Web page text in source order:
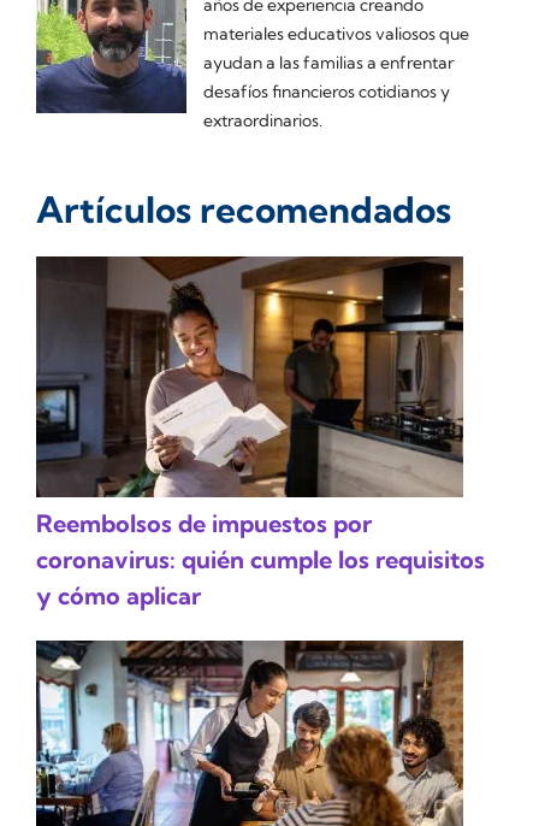
años de experiencia creando
materiales educativos valiosos que
ayudan a las familias a enfrentar
desafíos financieros cotidianos y
extraordinarios.
Artículos recomendados
Reembolsos de impuestos por
coronavirus: quién cumple los requisitos
y cómo aplicar